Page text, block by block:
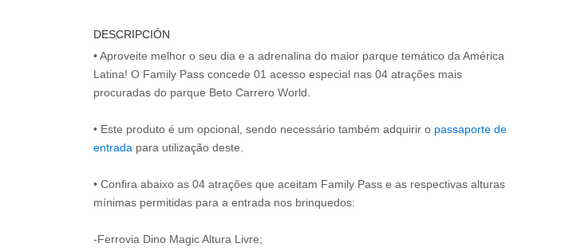
DESCRIPCIÓN
• Aproveite melhor o seu dia e a adrenalina do maior parque temático da América
Latina! O Family Pass concede 01 acesso especial nas 04 atrações mais
procuradas do parque Beto Carrero World.
• Este produto é um opcional, sendo necessário também adquirir o passaporte de
entrada para utilização deste.
• Confira abaixo as 04 atrações que aceitam Family Pass e as respectivas alturas
mínimas permitidas para a entrada nos brinquedos:
-Ferrovia Dino Magic Altura Livre;